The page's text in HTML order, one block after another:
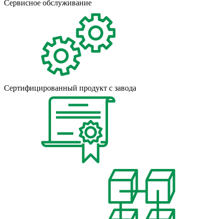
Сервисное обслуживание
Сертифицированный продукт с завода